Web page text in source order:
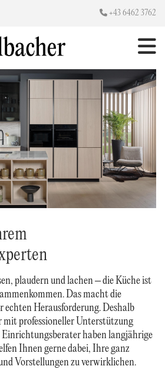
 +43 6462 3762
plaudern und lachen – die Küche ist
Das macht die
echten Herausforderung. Deshalb
mit professioneller Unterstützung
Einrichtungsberater haben langjährige
Ihnen gerne dabei, Ihre ganz
Vorstellungen zu verwirklichen.